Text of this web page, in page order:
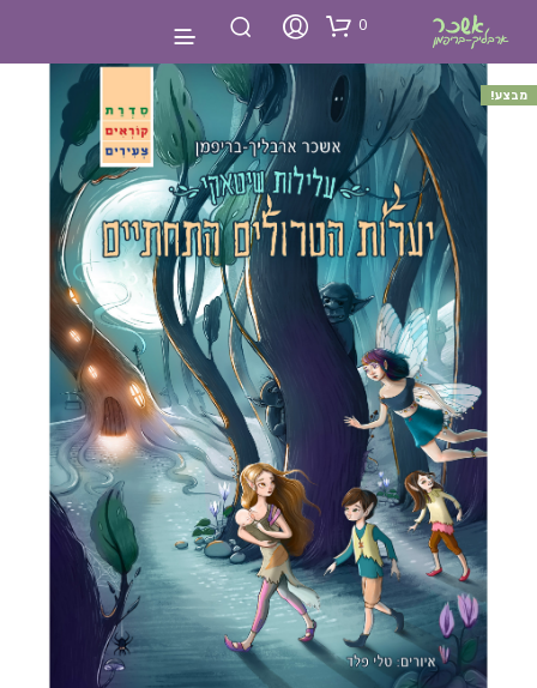
0
מבצע!